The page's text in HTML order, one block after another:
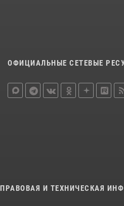
ОФИЦИАЛЬНЫЕ СЕТЕВЫЕ
ПРАВОВАЯ И ТЕХНИЧЕСКАЯ